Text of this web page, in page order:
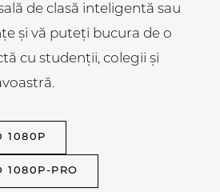
de clasă inteligentă sau
și vă puteți bucura de o
cu studenții, colegii și
1080P
1080P-PRO